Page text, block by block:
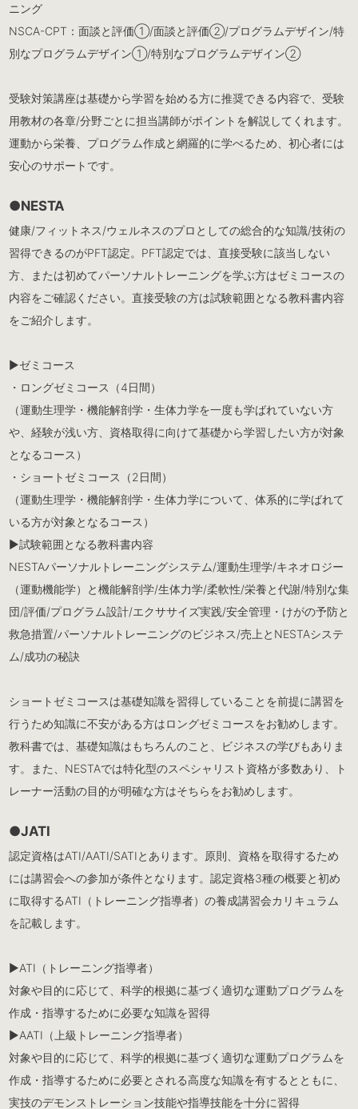
ニング
NSCA-CPT：面談と評価①/面談と評価②/プログラムデザイン/特
別なプログラムデザイン①/特別なプログラムデザイン②
受験対策講座は基礎から学習を始める方に推奨できる内容で、受験
用教材の各章/分野ごとに担当講師がポイントを解説してくれます。
運動から栄養、プログラム作成と網羅的に学べるため、初心者には
安心のサポートです。
●NESTA
健康/フィットネス/ウェルネスのプロとしての総合的な知識/技術の
習得できるのがPFT認定。PFT認定では、直接受験に該当しない
方、または初めてパーソナルトレーニングを学ぶ方はゼミコースの
内容をご確認ください。直接受験の方は試験範囲となる教科書内容
をご紹介します。
▶︎ゼミコース
・ロングゼミコース（4日間）
（運動生理学・機能解剖学・生体力学を一度も学ばれていない方
や、経験が浅い方、資格取得に向けて基礎から学習したい方が対象
となるコース）
・ショートゼミコース（2日間）
（運動生理学・機能解剖学・生体力学について、体系的に学ばれて
いる方が対象となるコース）
▶︎試験範囲となる教科書内容
NESTAパーソナルトレーニングシステム/運動生理学/キネオロジー
（運動機能学）と機能解剖学/生体力学/柔軟性/栄養と代謝/特別な集
団/評価/プログラム設計/エクササイズ実践/安全管理・けがの予防と
救急措置/パーソナルトレーニングのビジネス/売上とNESTAシステ
ム/成功の秘訣
ショートゼミコースは基礎知識を習得していることを前提に講習を
行うため知識に不安がある方はロングゼミコースをお勧めします。
教科書では、基礎知識はもちろんのこと、ビジネスの学びもありま
す。また、NESTAでは特化型のスペシャリスト資格が多数あり、ト
レーナー活動の目的が明確な方はそちらをお勧めします。
●JATI
認定資格はATI/AATI/SATIとあります。原則、資格を取得するため
には講習会への参加が条件となります。認定資格3種の概要と初め
に取得するATI（トレーニング指導者）の養成講習会カリキュラム
を記載します。
▶︎ATI（トレーニング指導者）
対象や目的に応じて、科学的根拠に基づく適切な運動プログラムを
作成・指導するために必要な知識を習得
▶︎AATI（上級トレーニング指導者）
対象や目的に応じて、科学的根拠に基づく適切な運動プログラムを
作成・指導するために必要とされる高度な知識を有するとともに、
実技のデモンストレーション技能や指導技能を十分に習得